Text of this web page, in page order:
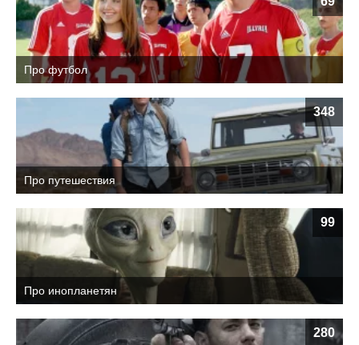
Про футбол
348
Про путешествия
99
Про инопланетян
280